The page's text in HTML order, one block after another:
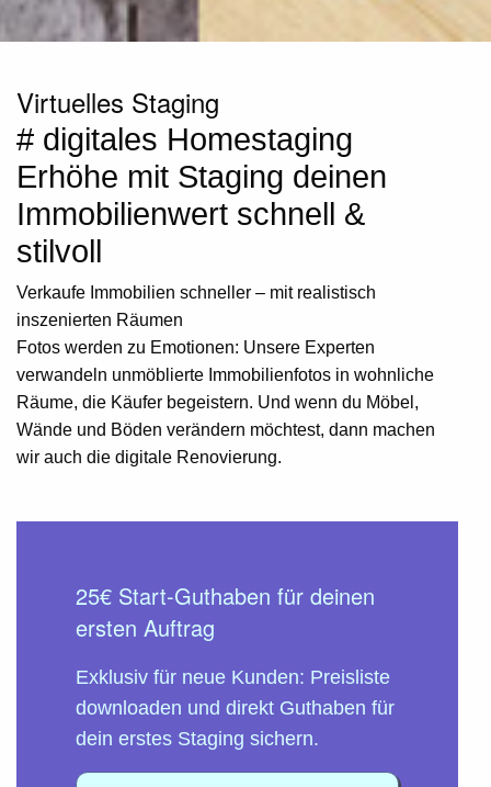
Virtuelles Staging
# digitales Homestaging
Erhöhe mit Staging deinen
Immobilienwert schnell &
stilvoll
Verkaufe Immobilien schneller – mit realistisch
inszenierten Räumen
Fotos werden zu Emotionen: Unsere Experten
verwandeln unmöblierte Immobilienfotos in wohnliche
Räume, die Käufer begeistern. Und wenn du Möbel,
Wände und Böden verändern möchtest, dann machen
wir auch die digitale Renovierung.
25€ Start-Guthaben für deinen
ersten Auftrag
Exklusiv für neue Kunden: Preisliste
downloaden und direkt Guthaben für
dein erstes Staging sichern.